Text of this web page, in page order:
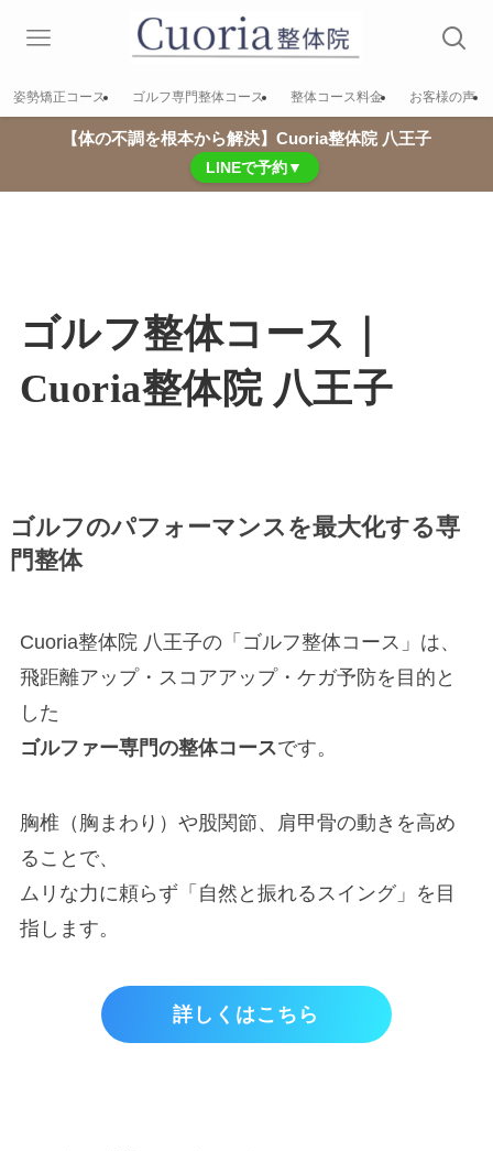
姿勢矯正コース ゴルフ専門整体コース 整体コース料金 お客様の声
【体の不調を根本から解決】Cuoria整体院 八王子
LINEで予約▼
ゴルフ整体コース｜
Cuoria整体院 八王子
ゴルフのパフォーマンスを最大化する専
門整体
Cuoria整体院 八王子の「ゴルフ整体コース」は、
飛距離アップ・スコアアップ・ケガ予防を目的と
した
ゴルファー専門の整体コースです。
胸椎（胸まわり）や股関節、肩甲骨の動きを高め
ることで、
ムリな力に頼らず「自然と振れるスイング」を目
指します。
詳しくはこちら